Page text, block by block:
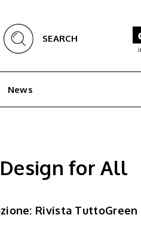
SEARCH
News
for All
Rivista TuttoGreen